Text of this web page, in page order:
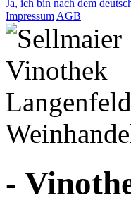
Ja, ich bin nach dem
Impressum AGB
-